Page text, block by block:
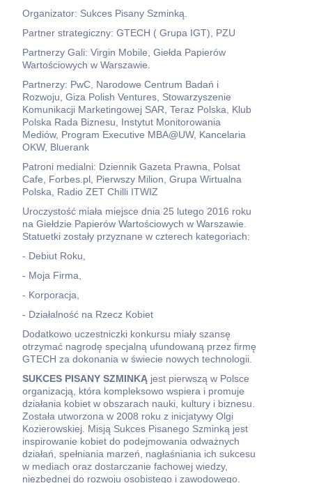
Organizator: Sukces Pisany Szminką.
Partner strategiczny: GTECH ( Grupa IGT), PZU
Partnerzy Gali: Virgin Mobile, Giełda Papierów
Wartościowych w Warszawie.
Partnerzy: PwC, Narodowe Centrum Badań i
Rozwoju, Giza Polish Ventures, Stowarzyszenie
Komunikacji Marketingowej SAR, Teraz Polska, Klub
Polska Rada Biznesu, Instytut Monitorowania
Mediów, Program Executive MBA@UW, Kancelaria
OKW, Bluerank
Patroni medialni: Dziennik Gazeta Prawna, Polsat
Cafe, Forbes.pl, Pierwszy Milion, Grupa Wirtualna
Polska, Radio ZET Chilli ITWIZ
Uroczystość miała miejsce dnia 25 lutego 2016 roku
na Giełdzie Papierów Wartościowych w Warszawie.
Statuetki zostały przyznane w czterech kategoriach:
- Debiut Roku,
- Moja Firma,
- Korporacja,
- Działalność na Rzecz Kobiet
Dodatkowo uczestniczki konkursu miały szansę
otrzymać nagrodę specjalną ufundowaną przez firmę
GTECH za dokonania w świecie nowych technologii.
SUKCES PISANY SZMINKĄ jest pierwszą w Polsce
organizacją, która kompleksowo wspiera i promuje
działania kobiet w obszarach nauki, kultury i biznesu.
Została utworzona w 2008 roku z inicjatywy Olgi
Kozierowskiej. Misją Sukces Pisanego Szminką jest
inspirowanie kobiet do podejmowania odważnych
działań, spełniania marzeń, nagłaśniania ich sukcesu
w mediach oraz dostarczanie fachowej wiedzy,
niezbędnej do rozwoju osobistego i zawodowego.